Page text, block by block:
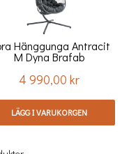
Hänggunga Antracit
M Dyna Brafab
Pris
4 990,00 kr
LÄGG I VARUKORGEN